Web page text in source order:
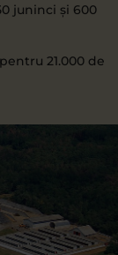
juninci și 600
21.000 de